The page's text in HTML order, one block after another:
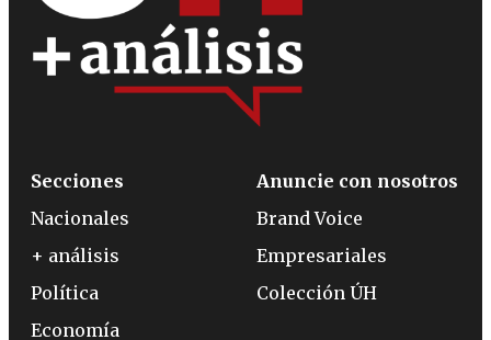
Secciones
Nacionales
+ análisis
Política
Economía
Anuncie con nosotros
Brand Voice
Empresariales
Colección ÚH